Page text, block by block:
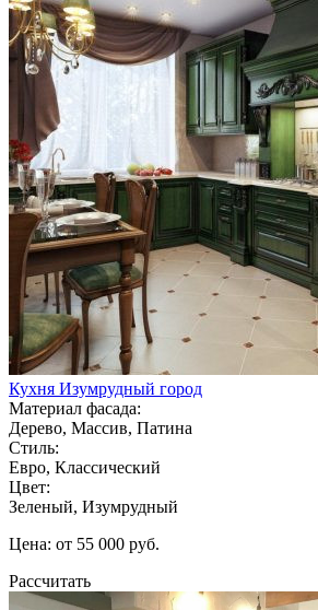
Кухня Изумрудный город
Материал фасада:
Дерево, Массив, Патина
Стиль:
Евро, Классический
Цвет:
Зеленый, Изумрудный
Цена: от 55 000 руб.
Рассчитать